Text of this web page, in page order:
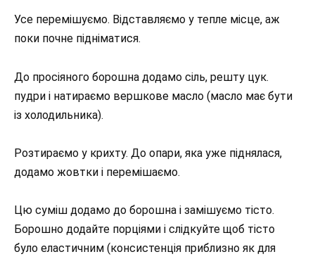
Усе перемішуємо. Відставляємо у тепле місце, аж
поки почне підніматися.
До просіяного борошна додамо сіль, решту цук.
пудри і натираємо вершкове масло (масло має бути
із холодильника).
Розтираємо у крихту. До опари, яка уже піднялася,
додамо жовтки і перемішаємо.
Цю суміш додамо до борошна і замішуємо тісто.
Борошно додайте порціями і слідкуйте щоб тісто
було еластичним (консистенція приблизно як для